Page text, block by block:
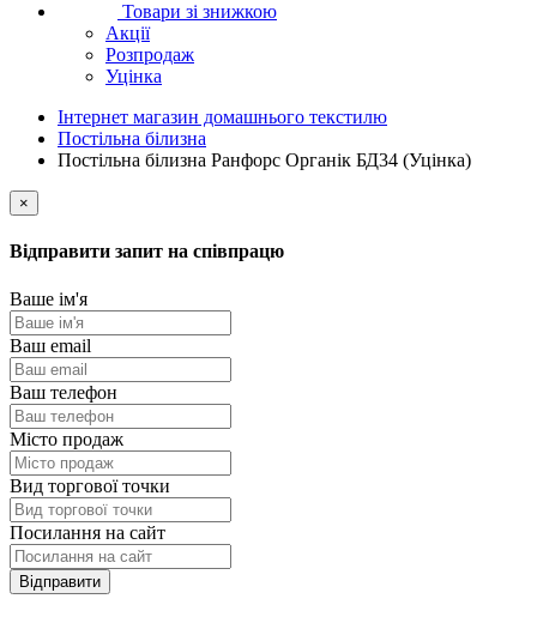
Товари зі знижкою
Акції
Розпродаж
Уцінка
Інтернет магазин домашнього текстилю
Постільна білизна
Постільна білизна Ранфорс Органік БД34 (Уцінка)
×
Відправити запит на співпрацю
Ваше ім'я
Ваш email
Ваш телефон
Місто продаж
Вид торгової точки
Посилання на сайт
Відправити